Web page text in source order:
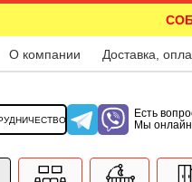
О компании Доставка,
Есть
Мы